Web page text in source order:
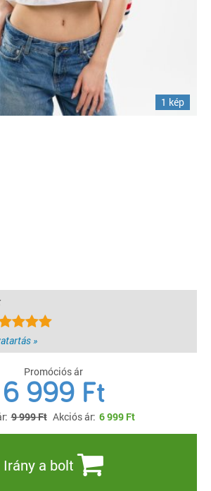
1 kép
»
Promóciós ár
6 999 Ft
9 999 Ft Akciós ár: 6 999 Ft
Irány a bolt